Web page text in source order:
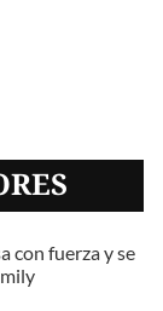
con fuerza y se